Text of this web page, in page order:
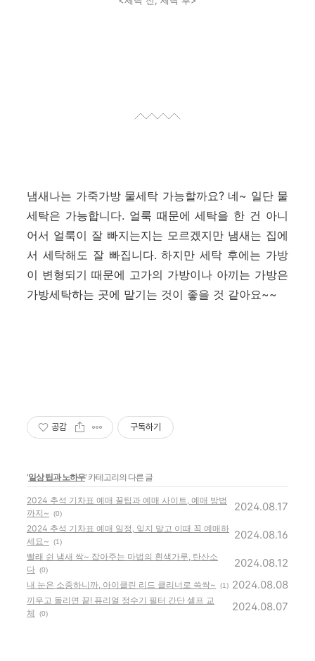
냄새나는 가죽가방 물세탁 가능할까요? 네~ 일단 물
세탁은 가능합니다. 얼룩 때문에 세탁을 한 건 아니
어서 얼룩이 잘 빠지는지는 모르겠지만 냄새는 집에
서 세탁해도 잘 빠집니다. 하지만 세탁 후에는 가방
이 변형되기 때문에 고가의 가방이나 아끼는 가방은
가방세탁하는 곳에 맡기는 것이 좋을 것 같아요~~
공감 구독하기
'일상 팁과 노하우' 카테고리의 다른 글
2024 추석 기차표 예매 꿀팁과 예매 사이트, 예매 방법
까지~
(0)
2024.08.17
2024 추석 기차표 예매 일정, 잊지 말고 이때 꼭 예매하
세요~
(1)
2024.08.16
빨래 쉰 냄새 싹~ 잡아주는 마법의 흰색가루, 탄산소
다 (0)
2024.08.12
내 눈은 소중하니까, 아이클린 리드 클리너로 쓱싹~ (1) 2024.08.08
끼우고 돌리면 끝! 퓨리얼 정수기 필터 간단 셀프 교
체
(0)
2024.08.07